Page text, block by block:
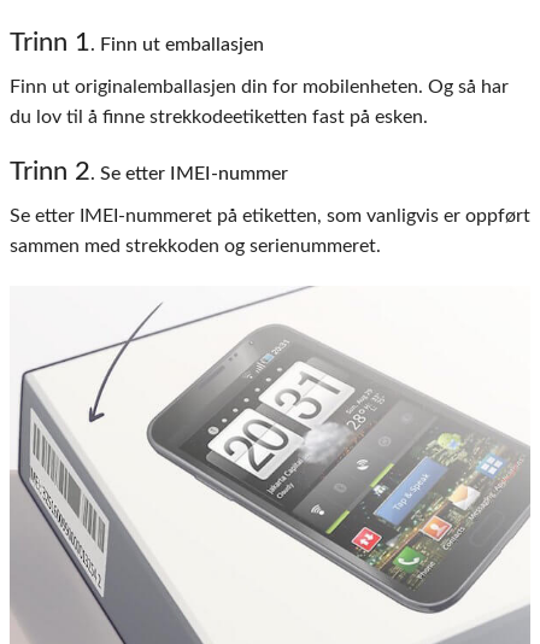
Trinn 1. Finn ut emballasjen
Finn ut originalemballasjen din for mobilenheten. Og så har
du lov til å finne strekkodeetiketten fast på esken.
Trinn 2. Se etter IMEI-nummer
Se etter IMEI-nummeret på etiketten, som vanligvis er oppført
sammen med strekkoden og serienummeret.